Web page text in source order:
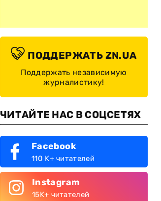
ПОДДЕРЖАТЬ ZN.UA
Поддержать независимую
журналистику!
ЧИТАЙТЕ НАС В СОЦСЕТЯХ
Facebook
110 K+ читателей
Instagram
15K+ читателей